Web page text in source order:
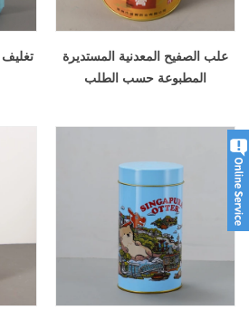
علب الصفيح المعدنية المستديرة
المطبوعة حسب الطلب